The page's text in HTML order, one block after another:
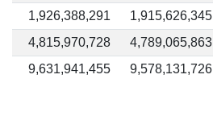
1,915,626,345
1,926,388,291
4,789,065,863
4,815,970,728
9,578,131,726
9,631,941,455